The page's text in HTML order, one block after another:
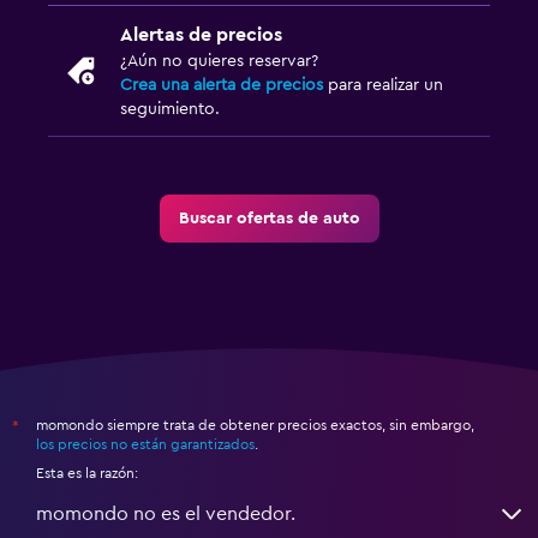
Alertas de precios
¿Aún no quieres reservar?
Crea una alerta de precios para realizar un
seguimiento.
Buscar ofertas de auto
*
momondo siempre trata de obtener precios exactos, sin embargo,
los precios no están garantizados
Esta es la razón:
momondo no es el vendedor.